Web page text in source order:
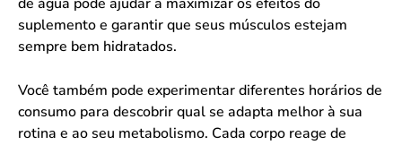
suplemento e garantir que seus músculos estejam
sempre bem hidratados.
Você também pode experimentar diferentes horários de
consumo para descobrir qual se adapta melhor à sua
rotina e ao seu metabolismo. Cada corpo reage de